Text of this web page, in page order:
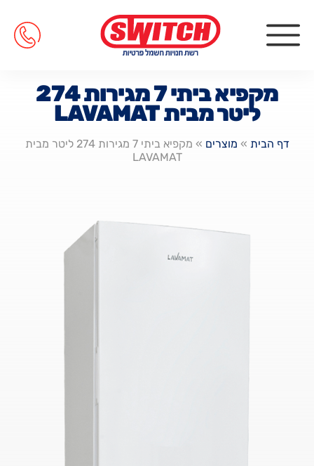
מקפיא ביתי 7 מגירות 274
ליטר מבית LAVAMAT
דף הבית » מוצרים »
מקפיא ביתי 7 מגירות 274 ליטר מבית
LAVAMAT